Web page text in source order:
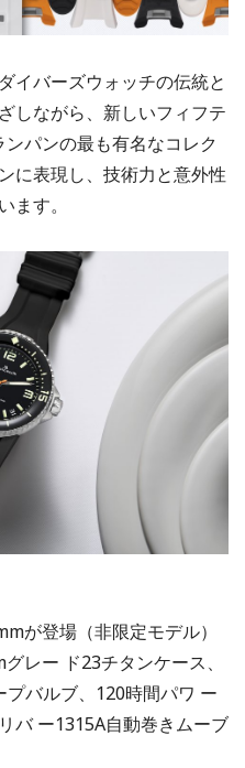
イバーズウォッチの伝統と
しながら、新しいフィフテ
パンの最も有名なコレク
に表現し、技術力と意外性
ます。
が登場（非限定モデル）
レー ド23チタンケース、
バルブ、120時間パワ ー
バ ー1315A自動巻きムーブ